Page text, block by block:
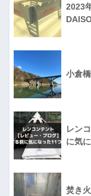
2023
小倉
レン
に気
焚き